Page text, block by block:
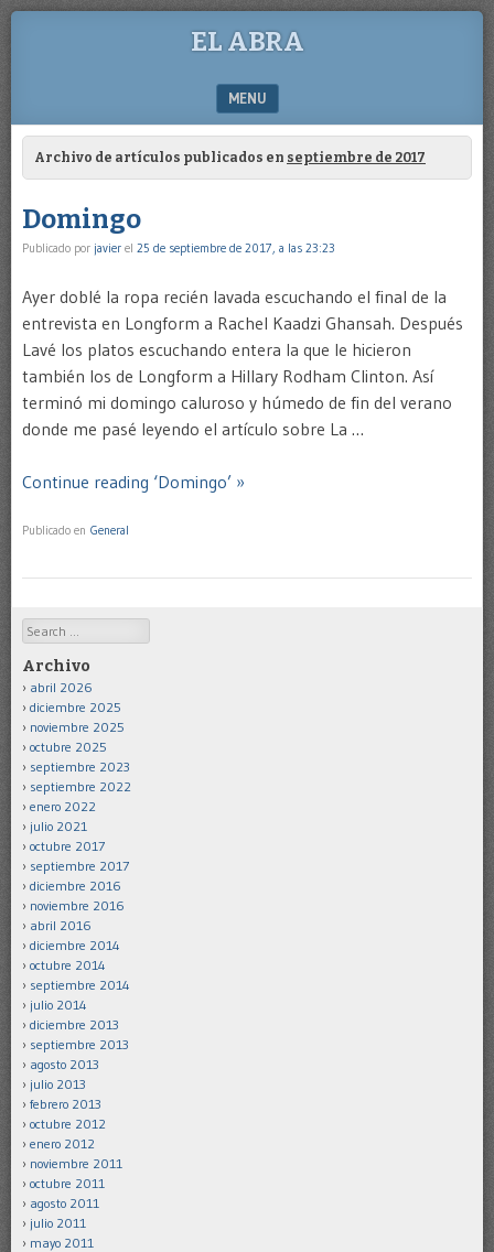
EL ABRA
MENU
SKIP TO CONTENT
Archivo de artículos publicados en septiembre de 2017
Domingo
Publicado por javier el 25 de septiembre de 2017, a las 23:23
Ayer doblé la ropa recién lavada escuchando el final de la
entrevista en Longform a Rachel Kaadzi Ghansah. Después
Lavé los platos escuchando entera la que le hicieron
también los de Longform a Hillary Rodham Clinton. Así
terminó mi domingo caluroso y húmedo de fin del verano
donde me pasé leyendo el artículo sobre La …
Continue reading ‘Domingo’ »
Publicado en General
Search
Archivo
abril 2026
diciembre 2025
noviembre 2025
octubre 2025
septiembre 2023
septiembre 2022
enero 2022
julio 2021
octubre 2017
septiembre 2017
diciembre 2016
noviembre 2016
abril 2016
diciembre 2014
octubre 2014
septiembre 2014
julio 2014
diciembre 2013
septiembre 2013
agosto 2013
julio 2013
febrero 2013
octubre 2012
enero 2012
noviembre 2011
octubre 2011
agosto 2011
julio 2011
mayo 2011